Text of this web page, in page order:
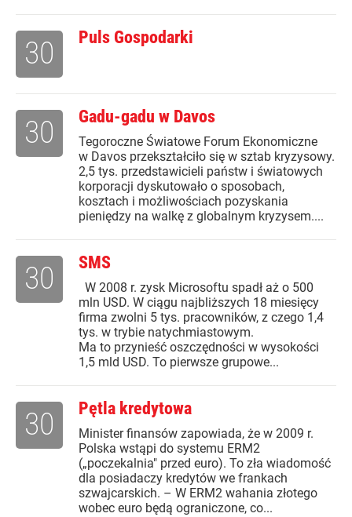
Puls Gospodarki
30
Gadu-gadu w Davos
Tegoroczne Światowe Forum Ekonomiczne
w Davos przekształciło się w sztab kryzysowy.
2,5 tys. przedstawicieli państw i światowych
korporacji dyskutowało o sposobach,
kosztach i możliwościach pozyskania
pieniędzy na walkę z globalnym kryzysem....
30
SMS
W 2008 r. zysk Microsoftu spadł aż o 500
mln USD. W ciągu najbliższych 18 miesięcy
firma zwolni 5 tys. pracowników, z czego 1,4
tys. w trybie natychmiastowym.
Ma to przynieść oszczędności w wysokości
1,5 mld USD. To pierwsze grupowe...
30
Pętla kredytowa
Minister finansów zapowiada, że w 2009 r.
Polska wstąpi do systemu ERM2
(„poczekalnia" przed euro). To zła wiadomość
dla posiadaczy kredytów we frankach
szwajcarskich. – W ERM2 wahania złotego
wobec euro będą ograniczone, co...
30